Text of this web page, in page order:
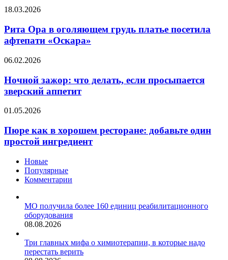
за
вес
Рита
в
оголяющем
грудь
посетила
«Оскара»
18.03.2026
Рита Ора в оголяющем грудь платье посетила
афтепати «Оскара»
Ночной
что
делать,
если
зверский
06.02.2026
Ночной зажор: что делать, если просыпается
зверский аппетит
Пюре
в
хорошем
ресторане:
один
простой
ингредиент
01.05.2026
Пюре как в хорошем ресторане: добавьте один
простой ингредиент
Новые
Популярные
Комментарии
МО получила более 160 единиц реабилитационного
оборудования
08.08.2026
Три главных мифа о химиотерапии, в которые надо
перестать верить